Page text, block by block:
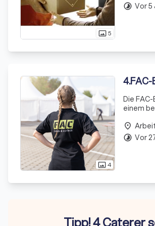
photo_size_select_actual5
timelapse Vor 5
photo_size_select_actual4
4.FAC-
Die
einem
place
timelapse Vor
Tipp! 4 Caterer